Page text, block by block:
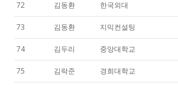
72 김동환 한국외대
73 김동환 지믹컨설팅
74 김두리 중앙대학교
75 김락준 경희대학교